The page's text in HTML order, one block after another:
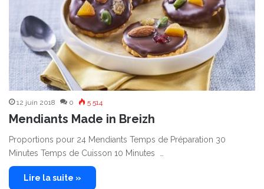
12 juin 2018 0 5 514
Mendiants Made in Breizh
Proportions pour 24 Mendiants Temps de Préparation 30
Minutes Temps de Cuisson 10 Minutes …
Lire la suite »